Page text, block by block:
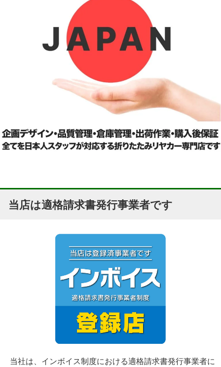
当店は適格請求書発行事業者です
当社は、インボイス制度における適格請求書発行事業者に